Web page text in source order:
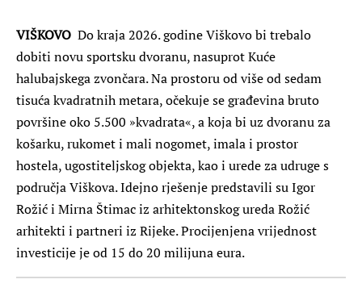
VIŠKOVO Do kraja 2026. godine Viškovo bi trebalo
dobiti novu sportsku dvoranu, nasuprot Kuće
halubajskega zvončara. Na prostoru od više od sedam
tisuća kvadratnih metara, očekuje se građevina bruto
površine oko 5.500 »kvadrata«, a koja bi uz dvoranu za
košarku, rukomet i mali nogomet, imala i prostor
hostela, ugostiteljskog objekta, kao i urede za udruge s
područja Viškova. Idejno rješenje predstavili su Igor
Rožić i Mirna Štimac iz arhitektonskog ureda Rožić
arhitekti i partneri iz Rijeke. Procijenjena vrijednost
investicije je od 15 do 20 milijuna eura.